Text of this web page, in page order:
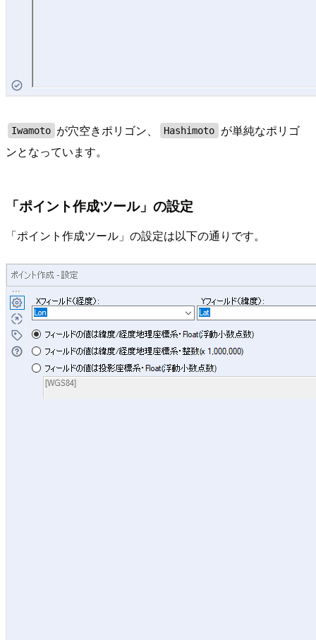
Iwamoto が穴空きポリゴン、 Hashimoto
が単純なポリゴ
ンとなっています。
「ポイント作成ツール」の設定
「ポイント作成ツール」の設定は以下の通りです。